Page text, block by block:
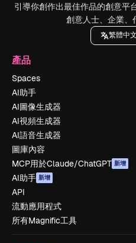
引導你創作出最佳作品的創意平
創意人士、企業、
繁體中
產品
Spaces
AI助手
AI圖像生成器
AI視頻生成器
AI語音生成器
圖庫內容
MCP用於Claude/ChatGPT 新增
AI助手 新增
API
流動應用程式
所有Magnific工具